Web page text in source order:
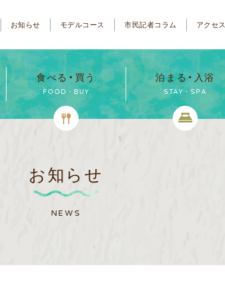
お知らせ モデルコース 市民記者コラム アクセス
食べる・買う
FOOD・BUY
泊まる・入浴
STAY・SPA
お知らせ
NEWS